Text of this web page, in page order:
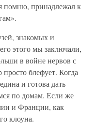
я помню, принадлежал к
знакомых и
этого мы заключали,
в войне нервов с
блефует. Когда
и готова дать
по домам. Если же
и Франции, как
клоуна.